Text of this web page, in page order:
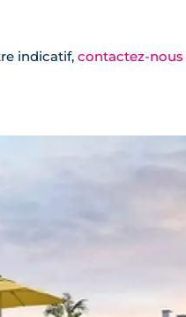
indicatif, contactez-nous